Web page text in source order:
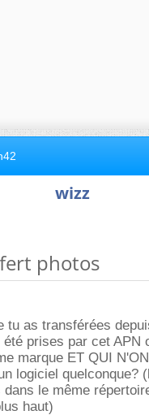
wizz
photos
tu as transférées
prises par cet APN
marque ET QUI
logiciel quelconque?
le même
haut)